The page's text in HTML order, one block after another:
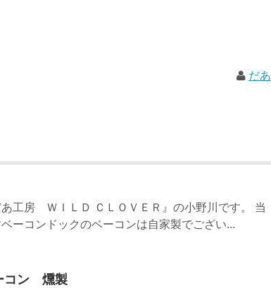
だあ
工房 ＷＩＬＤ ＣＬＯＶＥＲ』の小野川です。 当
ーコンドックのベーコンは自家製でござい...
コン 燻製